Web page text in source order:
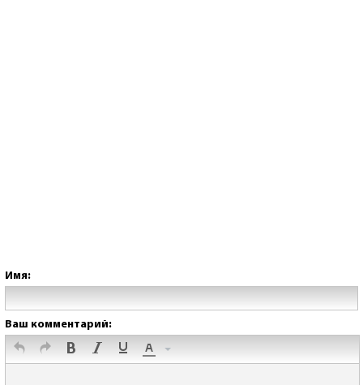
Имя:
Ваш комментарий: